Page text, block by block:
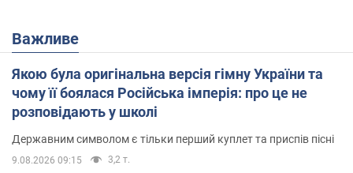
Важливе
Якою була оригінальна версія гімну України та
чому її боялася Російська імперія: про це не
розповідають у школі
Державним символом є тільки перший куплет та приспів пісні
9.08.2026 09:15 3,2 т.